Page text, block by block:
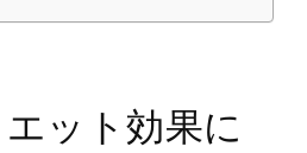
ット効果に